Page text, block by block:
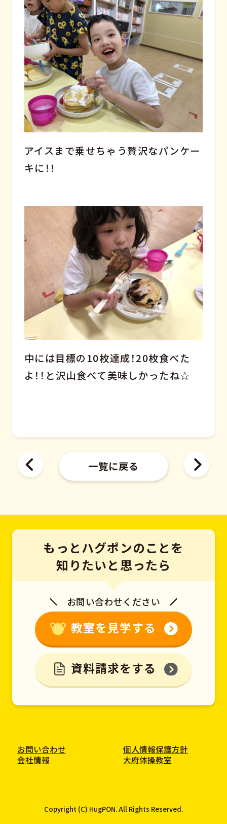
アイスまで乗せちゃう贅沢なパンケー
キに！！
中には目標の10枚達成！20枚食べた
よ！！と沢山食べて美味しかったね☆
一覧に戻る
もっとハグポンのことを
知りたいと思ったら
お問い合わせください
教室を見学する
資料請求をする
お問い合わせ
個人情報保護方針
会社情報
大府体操教室
Copyright (C) HugPON. All Rights Reserved.